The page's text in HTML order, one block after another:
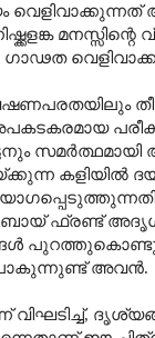
ഗാഢത
ഫ്രണ്ട്
അവൻ.
,